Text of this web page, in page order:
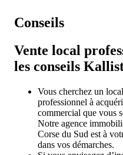
Conseils
Vente local
les conseils
Vous cherchez un
professionnel à
commercial que vous
Notre agence
Corse du Sud est à
dans vos démarches.